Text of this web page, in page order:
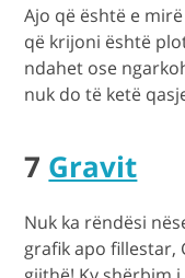
Ajo që është e
që krijoni është
ndahet ose
nuk do të ketë
7 Gravit
Nuk ka rëndësi
grafik apo fillestar,